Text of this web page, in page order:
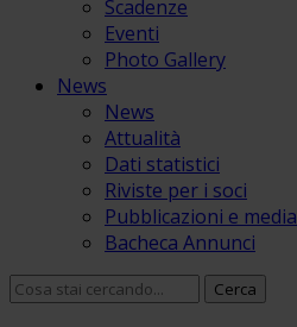
Scadenze
Eventi
Photo Gallery
News
News
Attualità
Dati statistici
Riviste per i soci
Pubblicazioni e media
Bacheca Annunci